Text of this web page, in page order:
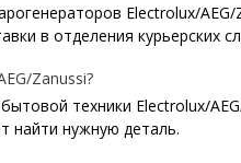
Electrolux/
в отделения курьерских
Zanussi?
техники Electrolux/
найти нужную деталь.